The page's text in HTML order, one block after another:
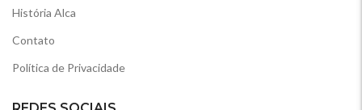
História Alca
Contato
Política de Privacidade